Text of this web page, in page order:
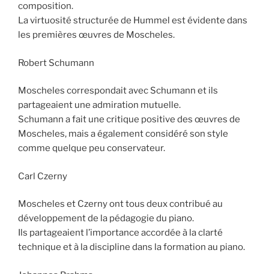
composition.
La virtuosité structurée de Hummel est évidente dans
les premières œuvres de Moscheles.
Robert Schumann
Moscheles correspondait avec Schumann et ils
partageaient une admiration mutuelle.
Schumann a fait une critique positive des œuvres de
Moscheles, mais a également considéré son style
comme quelque peu conservateur.
Carl Czerny
Moscheles et Czerny ont tous deux contribué au
développement de la pédagogie du piano.
Ils partageaient l’importance accordée à la clarté
technique et à la discipline dans la formation au piano.